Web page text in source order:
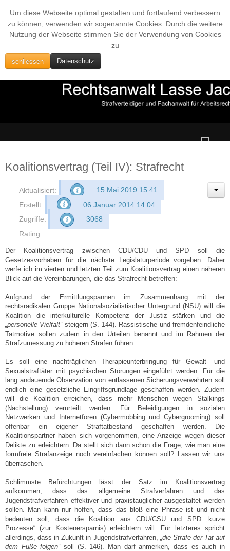
Um diese Webseite optimal gestalten und fortlaufend verbessern
zu können, verwenden wir sogenannte Cookies. Durch die weitere
Nutzung der Webseite stimmen Sie der Verwendung von Cookies
zu
schliessen Datenschutz
Koalitionsvertrag (Teil IV): Strafrecht
Aktualisiert:
15 Mai 2019 15:41
Erstellt:
06 Januar 2014 14:04
Zugriffe:
3068
Rating:
Der Koalitionsvertrag zwischen CDU/CDU und SPD soll die
Gesetzesvorhaben für die nächste Legislaturperiode vorgeben. Daher
werfe ich im vierten und letzten Teil zum Koalitionsvertrag einen näheren
Blick auf die Vereinbarungen, die das Strafrecht betreffen:
Aufgrund der Ermittlungspannen im Zusammenhang mit der
rechtsradikalen Gruppe Nationalsozialistischer Untergrund (NSU) will die
Koalition die interkulturelle Kompetenz der Justiz stärken und die
„personelle Vielfalt“steigern (S. 144). Rassistische und fremdenfeindliche
Tatmotive sollen zudem in den Urteilen benannt und im Rahmen der
Strafzumessung zu höheren Strafen führen.
Es soll eine nachträglichen Therapieunterbringung für Gewalt- und
Sexualstraftäter mit psychischen Störungen eingeführt werden. Für die
lang andauernde Observation von entlassenen Sicherungsverwahrten soll
endlich eine gesetzliche Eingriffsgrundlage geschaffen werden. Zudem
will die Koalition erreichen, dass mehr Menschen wegen Stalkings
(Nachstellung) verurteilt werden. Für Beleidigungen in sozialen
Netzwerken und Internetforen (Cybermobbing und Cybergrooming) soll
offenbar ein eigener Straftatbestand geschaffen werden. Die
Koalitionspartner haben sich vorgenommen, eine Anzeige wegen dieser
Delikte zu erleichtern. Da stellt sich dann schon die Frage, wie man eine
formfreie Strafanzeige noch vereinfachen können soll? Lassen wir uns
überraschen.
Schlimmste Befürchtungen lässt der Satz im Koalitionsvertrag
aufkommen, dass das allgemeine Strafverfahren und das
Jugendstrafverfahren effektiver und praxistauglicher ausgestaltet werden
sollen. Man kann nur hoffen, dass das bloß eine Phrase ist und nicht
bedeuten soll, dass die Koalition aus CDU/CSU und SPD „kurze
Prozesse“ (zur Kostenersparnis) erleichtern will. Für letzteres spricht
allerdings, dass in Zukunft in Jugendstrafverfahren,
„die Strafe der Tat auf
dem Fuße folgen“soll (S. 146). Man darf anmerken, dass es auch in